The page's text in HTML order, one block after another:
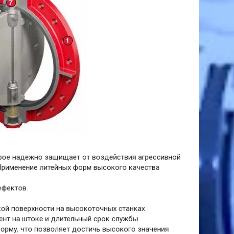
надежно защищает от воздействия агрессивной
литейных форм высокого качества
поверхности на высокоточных станках
на штоке и длительный срок службы
что позволяет достичь высокого значения